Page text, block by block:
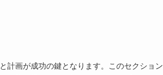
計画が成功の鍵となります。このセクション